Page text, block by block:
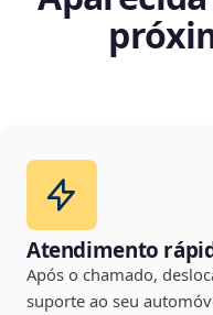
Atendimento
Após o chamado,
suporte ao seu